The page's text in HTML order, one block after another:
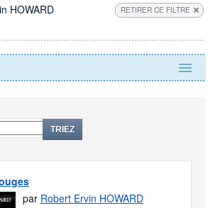
HOWARD RETIRER CE FILTRE
TRIEZ
par Robert Ervin HOWARD